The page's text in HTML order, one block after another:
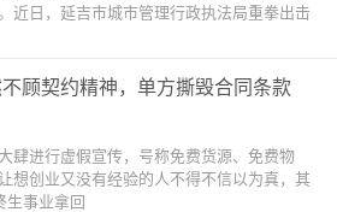
近日，延吉市城市管理行政执法局重拳出击
顾契约精神，单方撕毁合同条款
肆进行虚假宣传，号称免费货源、免费物
想创业又没有经验的人不得不信以为真，其
生事业拿回